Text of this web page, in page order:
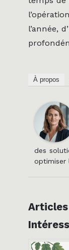
l’année,
À propos
des
optimiser
Articles